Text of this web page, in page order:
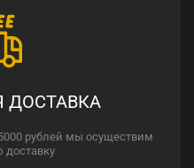
ДОСТАВКА
рублей мы осуществим
доставку